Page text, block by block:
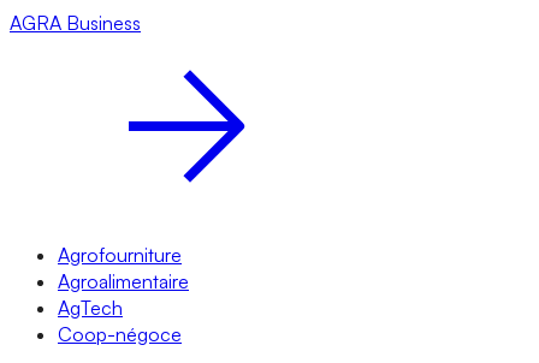
AGRA Business
Agrofourniture
Agroalimentaire
AgTech
Coop-négoce